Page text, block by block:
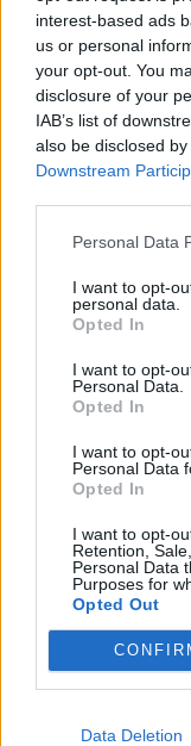
interest-based ads
us or personal
your opt-out. You
disclosure of your
IAB’s list of
also be disclosed
Downstream
Personal Data
I want to opt-
personal data.
Opted In
I want to opt-
Personal Data.
Opted In
I want to opt-
Personal Data
Opted In
I want to opt-
Retention,
Personal Data
Purposes for
Opted Out
Data Deletion